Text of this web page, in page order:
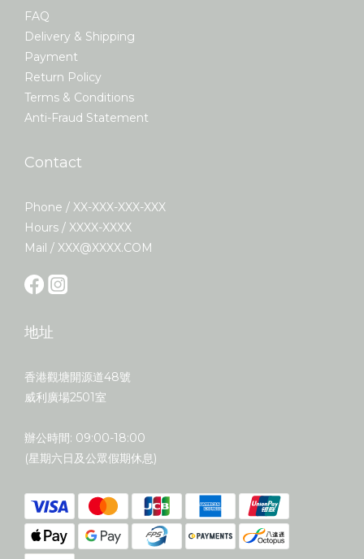
FAQ
Delivery & Shipping
Payment
Return Policy
Terms & Conditions
Anti-Fraud Statement
Contact
Phone / XX-XXX-XXX-XXX
Hours / XXXX-XXXX
Mail / XXX@XXXX.COM
地址
香港觀塘開源道48號
威利廣場2501室
辦公時間: 09:00-18:00
(星期六日及公眾假期休息)